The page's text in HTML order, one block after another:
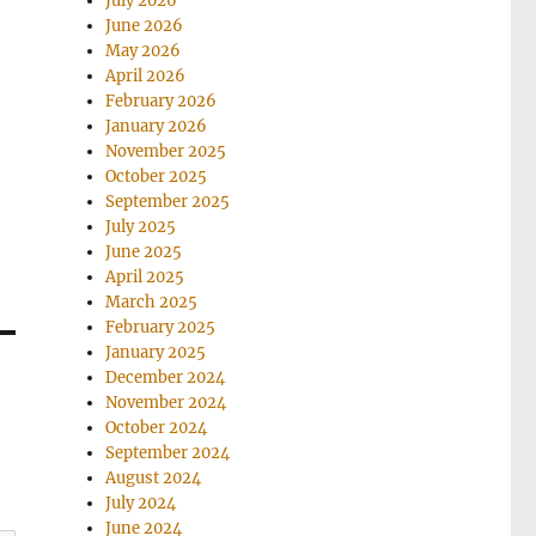
June 2026
May 2026
April 2026
February 2026
January 2026
November 2025
October 2025
September 2025
July 2025
June 2025
April 2025
March 2025
February 2025
January 2025
December 2024
November 2024
October 2024
September 2024
August 2024
July 2024
June 2024